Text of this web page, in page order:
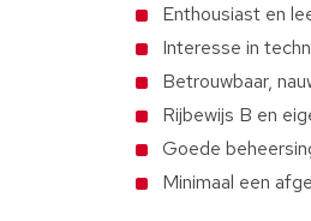
Enthousiast en
Interesse in
Betrouwbaar,
Rijbewijs B en
Goede
Minimaal een